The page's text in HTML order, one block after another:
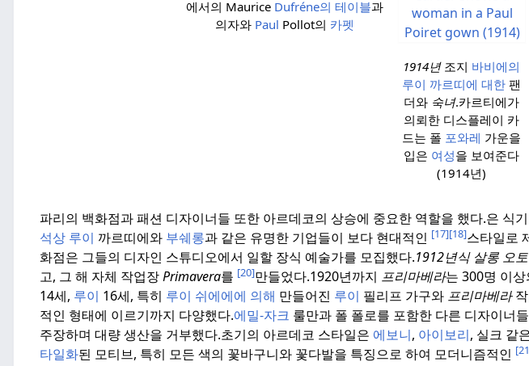
에서의 Maurice Dufréne의 테이블과
의자와 Paul Pollot의 카펫
1914년조지 바비에의
루이 까르띠에 대한팬
더와 숙녀.카르티에가
의뢰한 디스플레이 카
드는 폴 포와레 가운을
입은 여성을 보여준다
(1914년)
파리의 백화점과 패션 디자이너들 또한 아르데코의 상승에 중요한 역할을 했다.은 식
석상 루이 까르띠에와 부쉐롱과 같은 유명한 기업들이 보다 현대적인 [17][18]스타일로
화점은 그들의 디자인 스튜디오에서 일할 장식 예술가를 모집했다.1912년식 살롱 오
고, 그 해 자체 작업장Primavera를 [20]만들었다.1920년까지 프리마베라는 300명 이상
14세, 루이 16세, 특히 루이 쉬에에에 의해 만들어진 루이 필리프 가구와 프리마베라작
적인 형태에 이르기까지 다양했다.에밀-자크 룰만과 폴 폴로를 포함한 다른 디자이너
주장하며 대량 생산을 거부했다.초기의 아르데코 스타일은 에보니, 아이보리, 실크 같
타일화된 모티브, 특히 모든 색의 꽃바구니와 꽃다발을 특징으로 하여 모더니즘적인